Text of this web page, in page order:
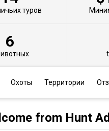
туров
6
Охоты Территории
from Hunt